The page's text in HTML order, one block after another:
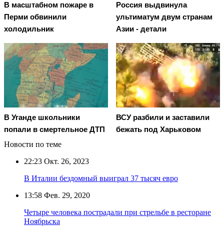
В масштабном пожаре в
Перми обвинили
холодильник
Россия выдвинула
ультиматум двум странам
Азии - детали
В Уганде школьники
попали в смертельное ДТП
ВСУ разбили и заставили
бежать под Харьковом
Новости по теме
22:23 Окт. 26, 2023
В Италии бездомный выиграл 37 тысяч евро
13:58 Фев. 29, 2020
Четыре человека пострадали при стрельбе в ресторане
Ноябрьска